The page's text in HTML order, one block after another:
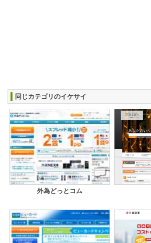
同じカテゴリのイケサイ
外為どっとコム